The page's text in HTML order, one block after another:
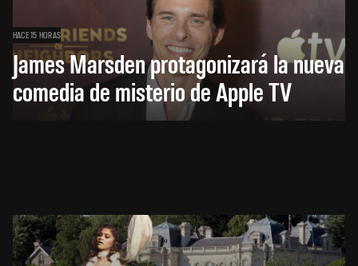
HACE 15 HORAS
James Marsden protagonizará la nueva
comedia de misterio de Apple TV